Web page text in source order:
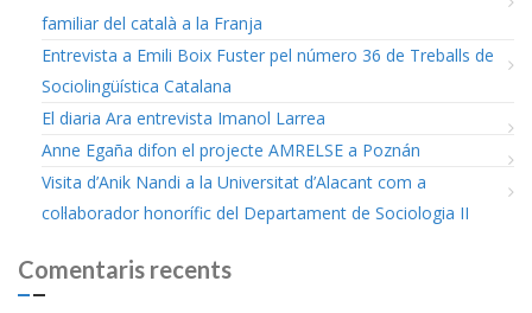
familiar del català a la Franja
Entrevista a Emili Boix Fuster pel número 36 de Treballs de
Sociolingüística Catalana
El diaria Ara entrevista Imanol Larrea
Anne Egaña difon el projecte AMRELSE a Poznán
Visita d’Anik Nandi a la Universitat d’Alacant com a
col·laborador honorífic del Departament de Sociologia II
Comentaris recents